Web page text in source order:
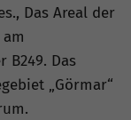
Das Areal der
B249. Das
„Görmar“